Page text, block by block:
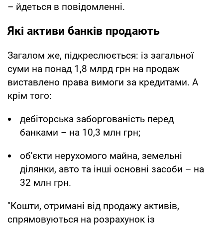
– йдеться в повідомленні.
Які активи банків продають
Загалом же, підкреслюється: із загальної
суми на понад 1,8 млрд грн на продаж
виставлено права вимоги за кредитами. А
крім того:
дебіторська заборгованість перед
банками – на 10,3 млн грн;
об'єкти нерухомого майна, земельні
ділянки, авто та інші основні засоби – на
32 млн грн.
"Кошти, отримані від продажу активів,
спрямовуються на розрахунок із